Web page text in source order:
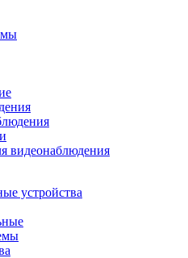
видеонаблюдения
устройства